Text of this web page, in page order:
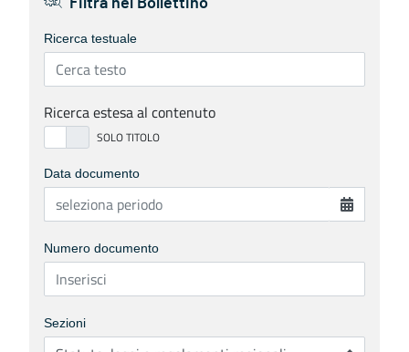
Filtra nel Bollettino
Ricerca testuale
Ricerca estesa al contenuto
Data documento
Numero documento
Sezioni